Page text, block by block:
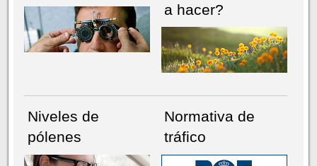
a hacer?
Niveles de
pólenes
Normativa de
tráfico